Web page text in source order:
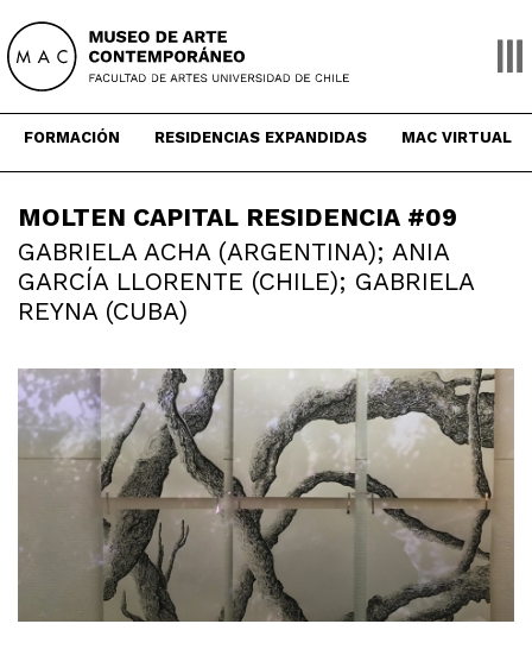
content
FORMACIÓN RESIDENCIAS EXPANDIDAS MAC VIRTUAL
MOLTEN CAPITAL RESIDENCIA #09
GABRIELA ACHA (ARGENTINA); ANIA
GARCÍA LLORENTE (CHILE); GABRIELA
REYNA (CUBA)